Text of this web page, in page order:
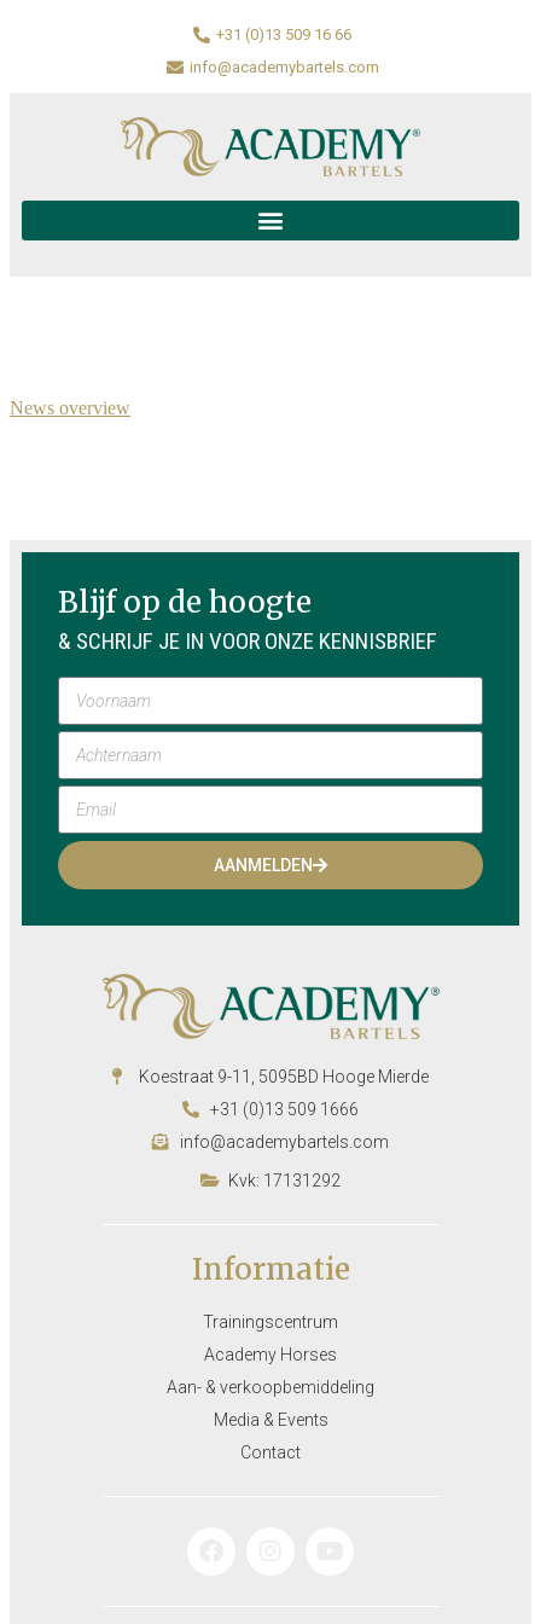
+31 (0)13 509 16 66
info@academybartels.com
News overview
Blijf op de hoogte
& SCHRIJF JE IN VOOR ONZE KENNISBRIEF
AANMELDEN
Koestraat 9-11, 5095BD Hooge Mierde
+31 (0)13 509 1666
info@academybartels.com
Kvk: 17131292
Informatie
Trainingscentrum
Academy Horses
Aan- & verkoopbemiddeling
Media & Events
Contact